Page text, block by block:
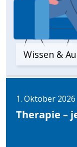
Wissen &
1. Oktober 2026
Therapie –